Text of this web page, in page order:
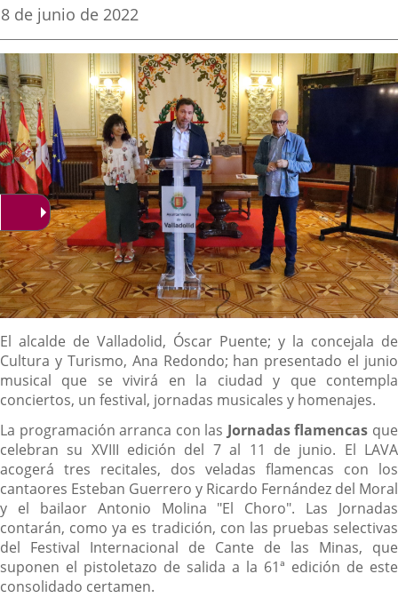
aplicación
externa.
aplicación
externa.
Fecha
la
noticia
8 de junio de 2022
Descripción
El alcalde de Valladolid, Óscar Puente; y la concejala de
Cultura y Turismo, Ana Redondo; han presentado el junio
musical que se vivirá en la ciudad y que contempla
conciertos, un festival, jornadas musicales y homenajes.
La programación arranca con las Jornadas flamencas que
celebran su XVIII edición del 7 al 11 de junio. El LAVA
acogerá tres recitales, dos veladas flamencas con los
cantaores Esteban Guerrero y Ricardo Fernández del Moral
y el bailaor Antonio Molina "El Choro". Las Jornadas
contarán, como ya es tradición, con las pruebas selectivas
del Festival Internacional de Cante de las Minas, que
suponen el pistoletazo de salida a la 61ª edición de este
consolidado certamen.